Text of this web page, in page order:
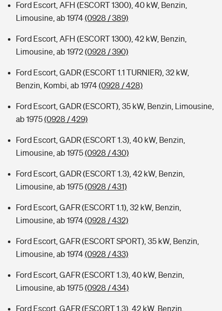
Ford Escort, AFH (ESCORT 1300), 40 kW, Benzin,
Limousine, ab 1974(0928 / 389)
Ford Escort, AFH (ESCORT 1300), 42 kW, Benzin,
Limousine, ab 1972(0928 / 390)
Ford Escort, GADR (ESCORT 1.1 TURNIER), 32 kW,
Benzin, Kombi, ab 1974(0928 / 428)
Ford Escort, GADR (ESCORT), 35 kW, Benzin, Limousine,
ab 1975(0928 / 429)
Ford Escort, GADR (ESCORT 1.3), 40 kW, Benzin,
Limousine, ab 1975(0928 / 430)
Ford Escort, GADR (ESCORT 1.3), 42 kW, Benzin,
Limousine, ab 1975(0928 / 431)
Ford Escort, GAFR (ESCORT 1.1), 32 kW, Benzin,
Limousine, ab 1974(0928 / 432)
Ford Escort, GAFR (ESCORT SPORT), 35 kW, Benzin,
Limousine, ab 1974(0928 / 433)
Ford Escort, GAFR (ESCORT 1.3), 40 kW, Benzin,
Limousine, ab 1975(0928 / 434)
Ford Escort, GAFR (ESCORT 1.3), 42 kW, Benzin,